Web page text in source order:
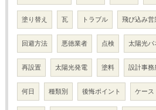
塗り替え 瓦 トラブル 飛び込み営
回避方法 悪徳業者 点検 太陽光パ
再設置 太陽光発電 塗料 設計事務
何日 種類別 後悔ポイント ケース